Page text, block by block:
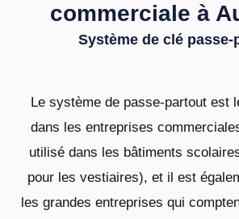
commerciale à
Système de clé passe-
Le système de passe-partout est
dans les entreprises
utilisé dans les bâtiments
pour les vestiaires), et il est
les grandes entreprises qui